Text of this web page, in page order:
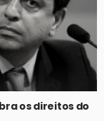
os direitos do